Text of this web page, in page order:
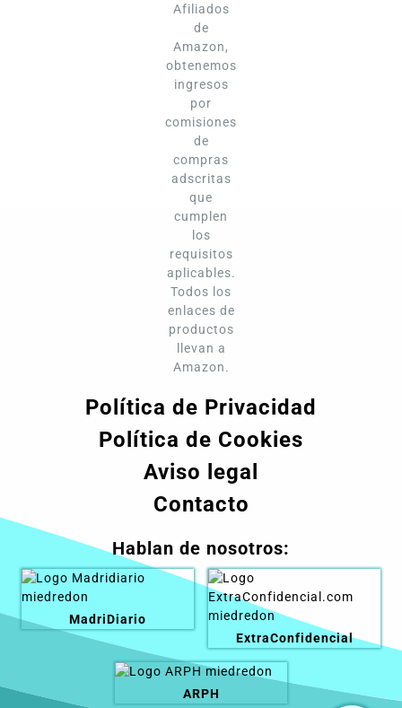
Afiliados
de
Amazon,
obtenemos
ingresos
por
comisiones
de
compras
adscritas
que
cumplen
los
requisitos
aplicables.
Todos los
enlaces de
productos
llevan a
Amazon.
Política de Privacidad
Política de Cookies
Aviso legal
Contacto
Hablan de nosotros:
MadriDiario
ExtraConfidencial
ARPH